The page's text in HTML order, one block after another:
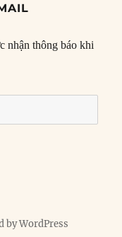
nhận thông báo khi
by WordPress